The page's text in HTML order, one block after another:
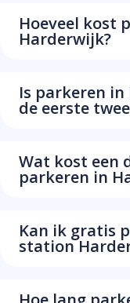
Hoeveel kost
Harderwijk?
Is parkeren
de eerste
Wat kost een
parkeren in
Kan ik gratis
station